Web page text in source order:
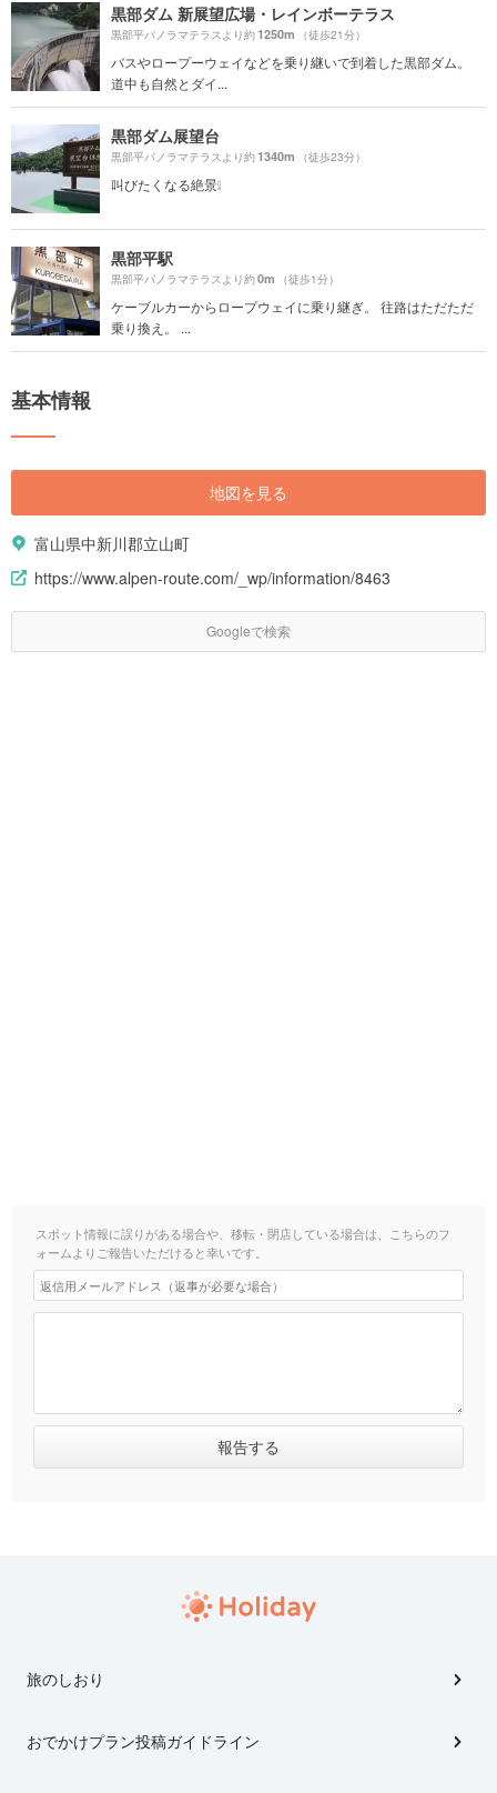
黒部ダム 新展望広場・レインボーテラス
黒部平パノラマテラスより約1250m （徒歩21分）
バスやロープーウェイなどを乗り継いで到着した黒部ダム。
道中も自然とダイ...
黒部ダム展望台
黒部平パノラマテラスより約1340m （徒歩23分）
叫びたくなる絶景❕
黒部平駅
黒部平パノラマテラスより約0m （徒歩1分）
ケーブルカーからロープウェイに乗り継ぎ。 往路はただただ
乗り換え。 ...
基本情報
地図を見る
富山県中新川郡立山町
https://www.alpen-route.com/_wp/information/8463
Googleで検索
スポット情報に誤りがある場合や、移転・閉店している場合は、こちらのフ
ォームよりご報告いただけると幸いです。
旅のしおり
おでかけプラン投稿ガイドライン